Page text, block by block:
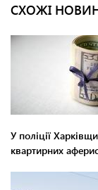
СХОЖІ
У поліції
квартирних